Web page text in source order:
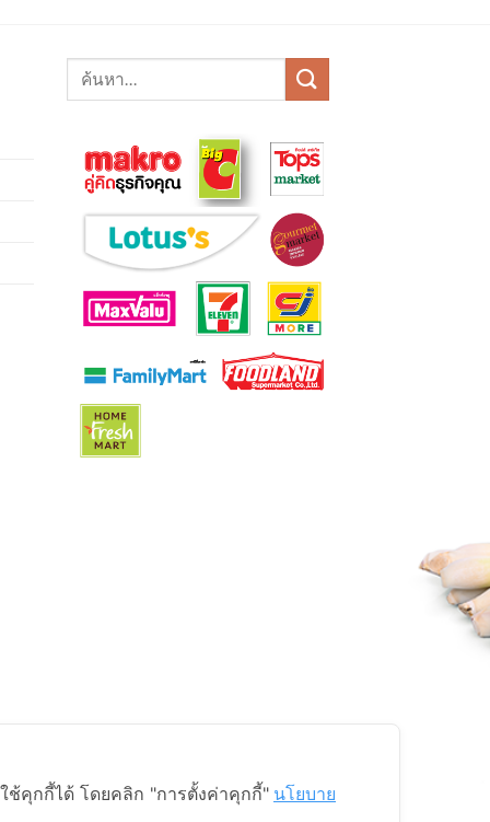
ค้นหา:
ช้คุกกี้ได้ โดยคลิก "การตั้งค่าคุกกี้" นโยบาย